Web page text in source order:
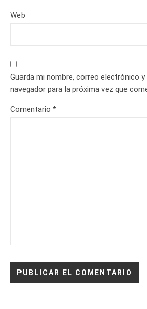
Web
Guarda mi nombre, correo electrónico
navegador para la próxima vez que
Comentario *